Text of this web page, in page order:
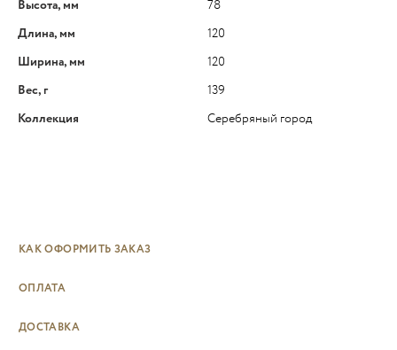
Высота, мм
78
Длина, мм
120
Ширина, мм
120
Вес, г
139
Коллекция
Серебряный город
КАК ОФОРМИТЬ ЗАКАЗ
ОПЛАТА
ДОСТАВКА